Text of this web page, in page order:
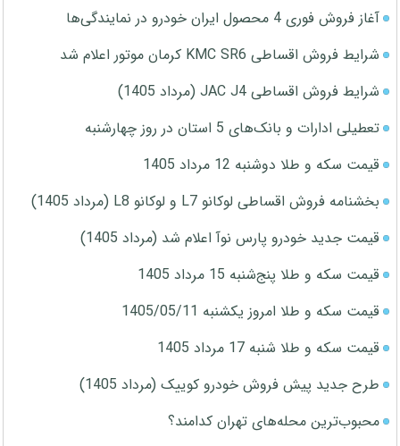
آغاز فروش فوری 4 محصول ایران خودرو در نمایندگی‌ها
شرایط فروش اقساطی KMC SR6 کرمان موتور اعلام شد
شرایط فروش اقساطی JAC J4 (مرداد 1405)
تعطیلی ادارات و بانک‌های 5 استان در روز چهارشنبه
قیمت سکه و طلا دوشنبه 12 مرداد 1405
بخشنامه فروش اقساطی لوکانو L7 و لوکانو L8 (مرداد 1405)
قیمت جدید خودرو پارس نوآ اعلام شد (مرداد 1405)
قیمت سکه و طلا پنج‌شنبه 15 مرداد 1405
قیمت سکه و طلا امروز یکشنبه 1405/05/11
قیمت سکه و طلا شنبه 17 مرداد 1405
طرح جدید پیش فروش خودرو کوییک (مرداد 1405)
محبوب‌ترین محله‌های تهران کدامند؟